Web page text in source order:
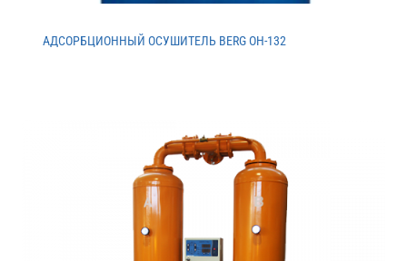
АДСОРБЦИОННЫЙ ОСУШИТЕЛЬ BERG ОH-132